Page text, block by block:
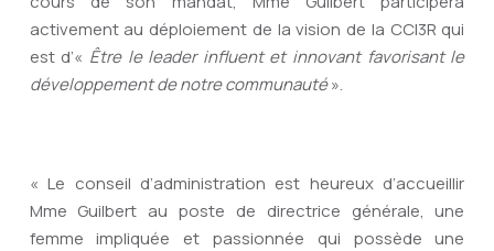
activement au déploiement de la vision de la CCI3R qui
est d’« Être le leader influent et innovant favorisant le
développement de notre communauté».
« Le conseil d’administration est heureux d’accueillir
Mme Guilbert au poste de directrice générale, une
femme impliquée et passionnée qui possède une